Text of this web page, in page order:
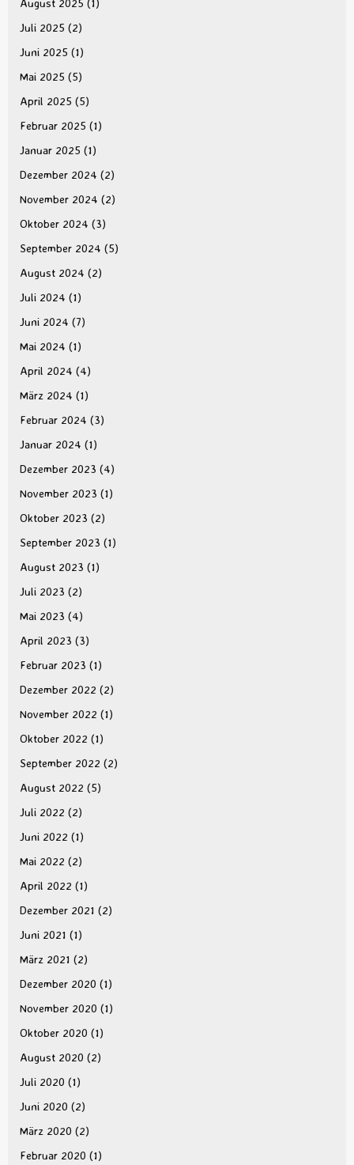
August 2025 (1)
Juli 2025 (2)
Juni 2025 (1)
Mai 2025 (5)
April 2025 (5)
Februar 2025 (1)
Januar 2025 (1)
Dezember 2024 (2)
November 2024 (2)
Oktober 2024 (3)
September 2024 (5)
August 2024 (2)
Juli 2024 (1)
Juni 2024 (7)
Mai 2024 (1)
April 2024 (4)
März 2024 (1)
Februar 2024 (3)
Januar 2024 (1)
Dezember 2023 (4)
November 2023 (1)
Oktober 2023 (2)
September 2023 (1)
August 2023 (1)
Juli 2023 (2)
Mai 2023 (4)
April 2023 (3)
Februar 2023 (1)
Dezember 2022 (2)
November 2022 (1)
Oktober 2022 (1)
September 2022 (2)
August 2022 (5)
Juli 2022 (2)
Juni 2022 (1)
Mai 2022 (2)
April 2022 (1)
Dezember 2021 (2)
Juni 2021 (1)
März 2021 (2)
Dezember 2020 (1)
November 2020 (1)
Oktober 2020 (1)
August 2020 (2)
Juli 2020 (1)
Juni 2020 (2)
März 2020 (2)
Februar 2020 (1)